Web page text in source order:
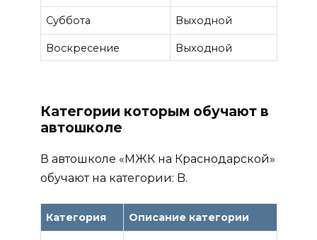
Суббота Выходной
Воскресение Выходной
Категории которым обучают в
автошколе
В автошколе «МЖК на Краснодарской»
обучают на категории: B.
Категория Описание категории